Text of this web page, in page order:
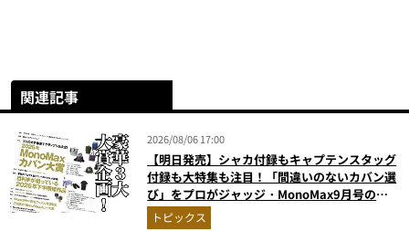
関連記事
2026/08/06 17:00
【明日発売】シャカ付録もキャプテンスタッグ
付録も大特集も注目！「間違いのないカバン選
び」をプロがジャッジ・MonoMax9月号の目
次を公開
トピックス